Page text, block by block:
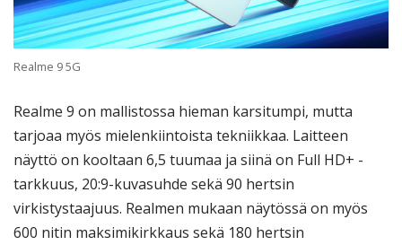
Realme 9 5G
Realme 9 on mallistossa hieman karsitumpi, mutta
tarjoaa myös mielenkiintoista tekniikkaa. Laitteen
näyttö on kooltaan 6,5 tuumaa ja siinä on Full HD+ -
tarkkuus, 20:9-kuvasuhde sekä 90 hertsin
virkistystaajuus. Realmen mukaan näytössä on myös
600 nitin maksimikirkkaus sekä 180 hertsin